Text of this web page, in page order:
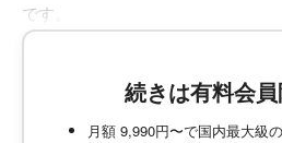
です。
続きは有料会
月額 9,990円〜で国内最大級